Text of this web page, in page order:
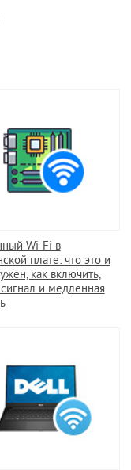
Wi-Fi в
плате: что это и
как включить,
и медленная